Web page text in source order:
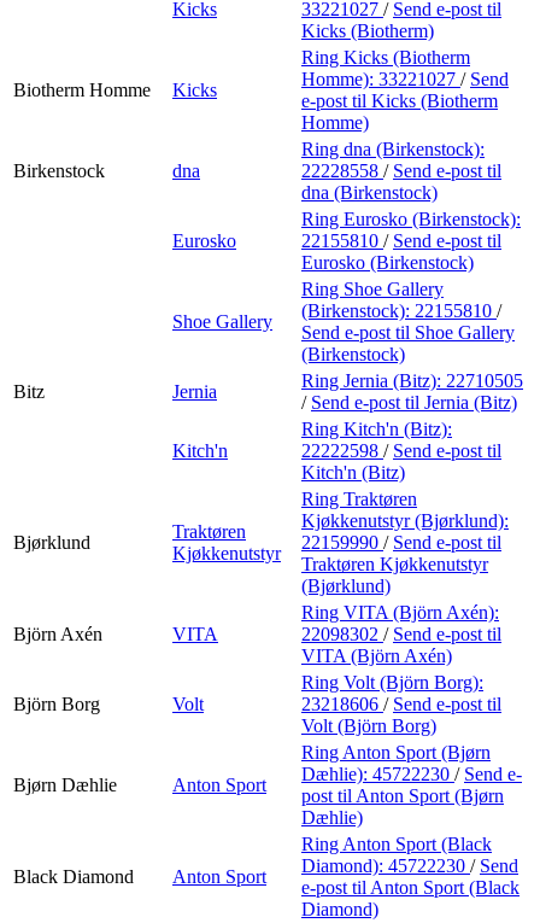
Kicks
33221027 / Send e-post til
Kicks (Biotherm)
Biotherm Homme Kicks
Ring Kicks (Biotherm
Homme): 33221027 / Send
e-post til Kicks (Biotherm
Homme)
Birkenstock dna
Ring dna (Birkenstock):
22228558 / Send e-post til
dna (Birkenstock)
Eurosko
Ring Eurosko (Birkenstock):
22155810 / Send e-post til
Eurosko (Birkenstock)
Shoe Gallery
Ring Shoe Gallery
(Birkenstock): 22155810 /
Send e-post til Shoe Gallery
(Birkenstock)
Bitz
Jernia
Ring Jernia (Bitz): 22710505
/ Send e-post til Jernia (Bitz)
Kitch'n
Ring Kitch'n (Bitz):
22222598 / Send e-post til
Kitch'n (Bitz)
Bjørklund
Traktøren
Kjøkkenutstyr
Ring Traktøren
Kjøkkenutstyr (Bjørklund):
22159990 / Send e-post til
Traktøren Kjøkkenutstyr
(Bjørklund)
Björn Axén VITA
Ring VITA (Björn Axén):
22098302 / Send e-post til
VITA (Björn Axén)
Björn Borg Volt
Ring Volt (Björn Borg):
23218606 / Send e-post til
Volt (Björn Borg)
Bjørn Dæhlie Anton Sport
Ring Anton Sport (Bjørn
Dæhlie): 45722230 / Send e-
post til Anton Sport (Bjørn
Dæhlie)
Black Diamond Anton Sport
Ring Anton Sport (Black
Diamond): 45722230 / Send
e-post til Anton Sport (Black
Diamond)